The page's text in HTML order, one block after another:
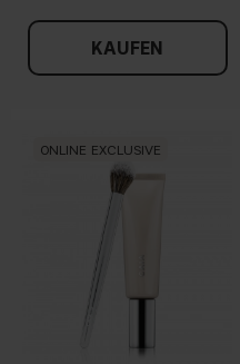
KAUFEN
ONLINE EXCLUSIVE